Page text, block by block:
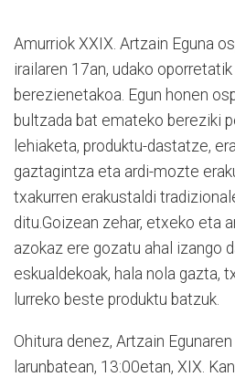
Amurriok XXIX. Artzain Eguna
irailaren 17an, udako
berezienetakoa. Egun honen
bultzada bat emateko bereziki
lehiaketa, produktu-dastatze,
gaztagintza eta ardi-mozte
txakurren erakustaldi
ditu.Goizean zehar, etxeko eta
azokaz ere gozatu ahal izango
eskualdekoak, hala nola gazta,
lurreko beste produktu batzuk.
Ohitura denez, Artzain
larunbatean, 13:00etan, XIX.